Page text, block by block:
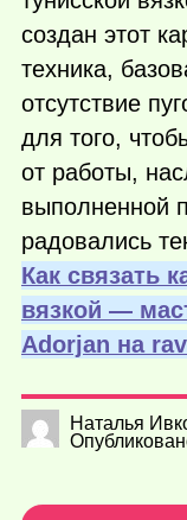
создан этот
техника,
отсутствие
для того,
от работы,
выполненной
радовались
Как связать
вязкой —
Adorjan на
Наталья